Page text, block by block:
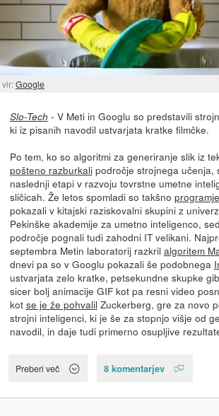
vir:Google
Slo-Tech - V Meti in Googlu so predstavili
ki iz pisanih navodil ustvarjata kratke filmčke.
Po tem, ko so algoritmi za generiranje slik iz
pošteno razburkalipodročje strojnega učenja,
naslednji etapi v razvoju tovrstne umetne
sličicah. Že letos spomladi so takšno
pokazali v kitajski raziskovalni skupini z
Pekinške akademije za umetno inteligenco,
področje pognali tudi zahodni IT velikani.
septembra Metin laboratorij razkril algoritem
dnevi pa so v Googlu pokazali še podobnega
ustvarjata zelo kratke, petsekundne skupke
sicer bolj animacije GIF kot pa resni video
kot se je že pohvalil Zuckerberg, gre za novo
strojni inteligenci, ki je še za stopnjo višje od
navodil, in daje tudi primerno osupljive
Preberi več 8 komentarjev